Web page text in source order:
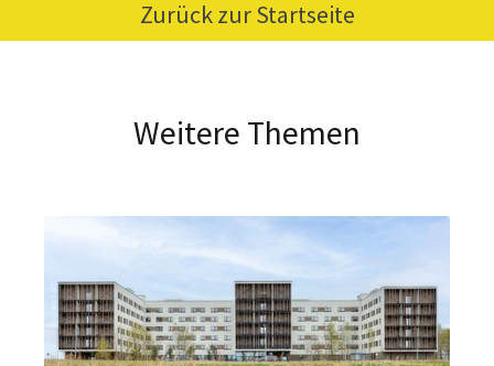
Zurück zur Startseite
Weitere Themen